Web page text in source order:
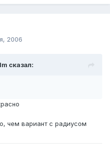
2006
сказал:
чем вариант с радиусом